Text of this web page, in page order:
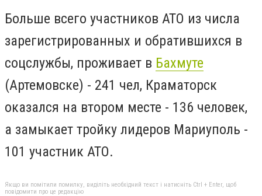
Больше всего участников АТО из числа
зарегистрированных и обратившихся в
соцслужбы, проживает в Бахмуте
(Артемовске) - 241 чел, Краматорск
оказался на втором месте - 136 человек,
а замыкает тройку лидеров Мариуполь -
101 участник АТО.
Якщо ви помітили помилку, виділіть необхідний текст і натисніть Ctrl + Enter, щоб
повідомити про це редакцію